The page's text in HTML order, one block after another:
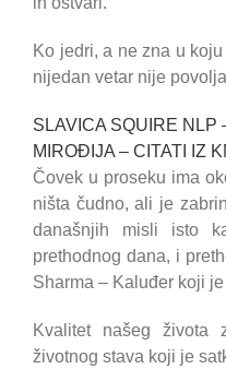
Ko jedri, a ne zna u
nijedan vetar nije
SLAVICA SQUIRE NLP
MIROĐIJA – CITATI IZ
Čovek u proseku ima
ništa čudno, ali je
današnjih misli isto
prethodnog dana, i
Sharma – Kaluđer koji
Kvalitet našeg života
životnog stava koji je